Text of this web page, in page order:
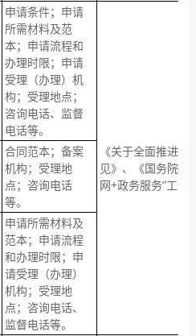
申请条件；申请
所需材料及范
本；申请流程和
办理时限；申请
受理（办理）机
构；受理地点；
咨询电话、监督
电话等。
《关于全面推进
见》、《国务院关
网+政务服务”工作
合同范本；备案
机构；受理地
点；咨询电话
等。
申请所需材料及
范本；申请流程
和办理时限；申
请受理（办理）
机构；受理地
点；咨询电话、
监督电话等。